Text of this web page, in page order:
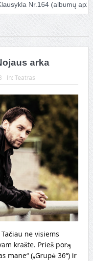
Nr.164 (albumų
arka
In: Teatras
ne visiems
krašte. Prieš porą
mane“ („Grupė 36“) ir